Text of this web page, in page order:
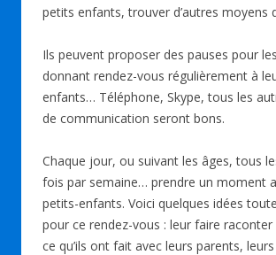
petits enfants, trouver d’autres moyens
Ils peuvent proposer des pauses pour
donnant rendez-vous régulièrement à
enfants… Téléphone, Skype, tous les
de communication seront bons.
Chaque jour, ou suivant les âges, tous
fois par semaine… prendre un moment
petits-enfants. Voici quelques idées
pour ce rendez-vous : leur faire
ce qu’ils ont fait avec leurs parents,